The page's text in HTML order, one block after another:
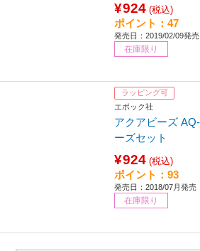
¥924 (税込)
ポイント：47
発売日：2019/02/09発売
在庫限り
ラッピング可
エポック社
アクアビーズ
ーズセット
¥924 (税込)
ポイント：93
発売日：2018/07月発売
在庫限り